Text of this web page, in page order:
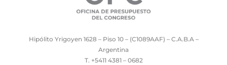
Hipólito Yrigoyen 1628 – Piso 10 – (C1089AAF) – C.A.B.A –
Argentina
T. +5411 4381 – 0682